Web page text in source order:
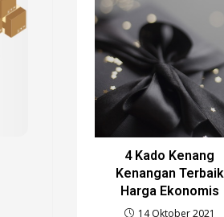
4 Kado Kenang
Kenangan Terbaik
Harga Ekonomis
14 Oktober 2021